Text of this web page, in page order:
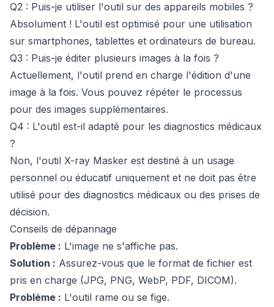
Q2 : Puis-je utiliser l'outil sur des appareils mobiles ?
Absolument ! L'outil est optimisé pour une utilisation
sur smartphones, tablettes et ordinateurs de bureau.
Q3 : Puis-je éditer plusieurs images à la fois ?
Actuellement, l'outil prend en charge l'édition d'une
image à la fois. Vous pouvez répéter le processus
pour des images supplémentaires.
Q4 : L'outil est-il adapté pour les diagnostics médicaux
?
Non, l'outil X-ray Masker est destiné à un usage
personnel ou éducatif uniquement et ne doit pas être
utilisé pour des diagnostics médicaux ou des prises de
décision.
Conseils de dépannage
Problème : L'image ne s'affiche pas.
Solution : Assurez-vous que le format de fichier est
pris en charge (JPG, PNG, WebP, PDF, DICOM).
Problème : L'outil rame ou se fige.